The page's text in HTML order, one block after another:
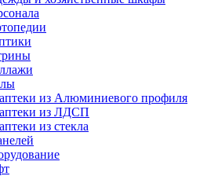
из Алюминиевого профиля
из ЛДСП
из стекла